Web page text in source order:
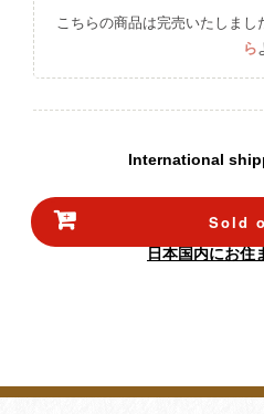
こちらの商品は完売いたしま
ら
International
Sold
日本国内にお住